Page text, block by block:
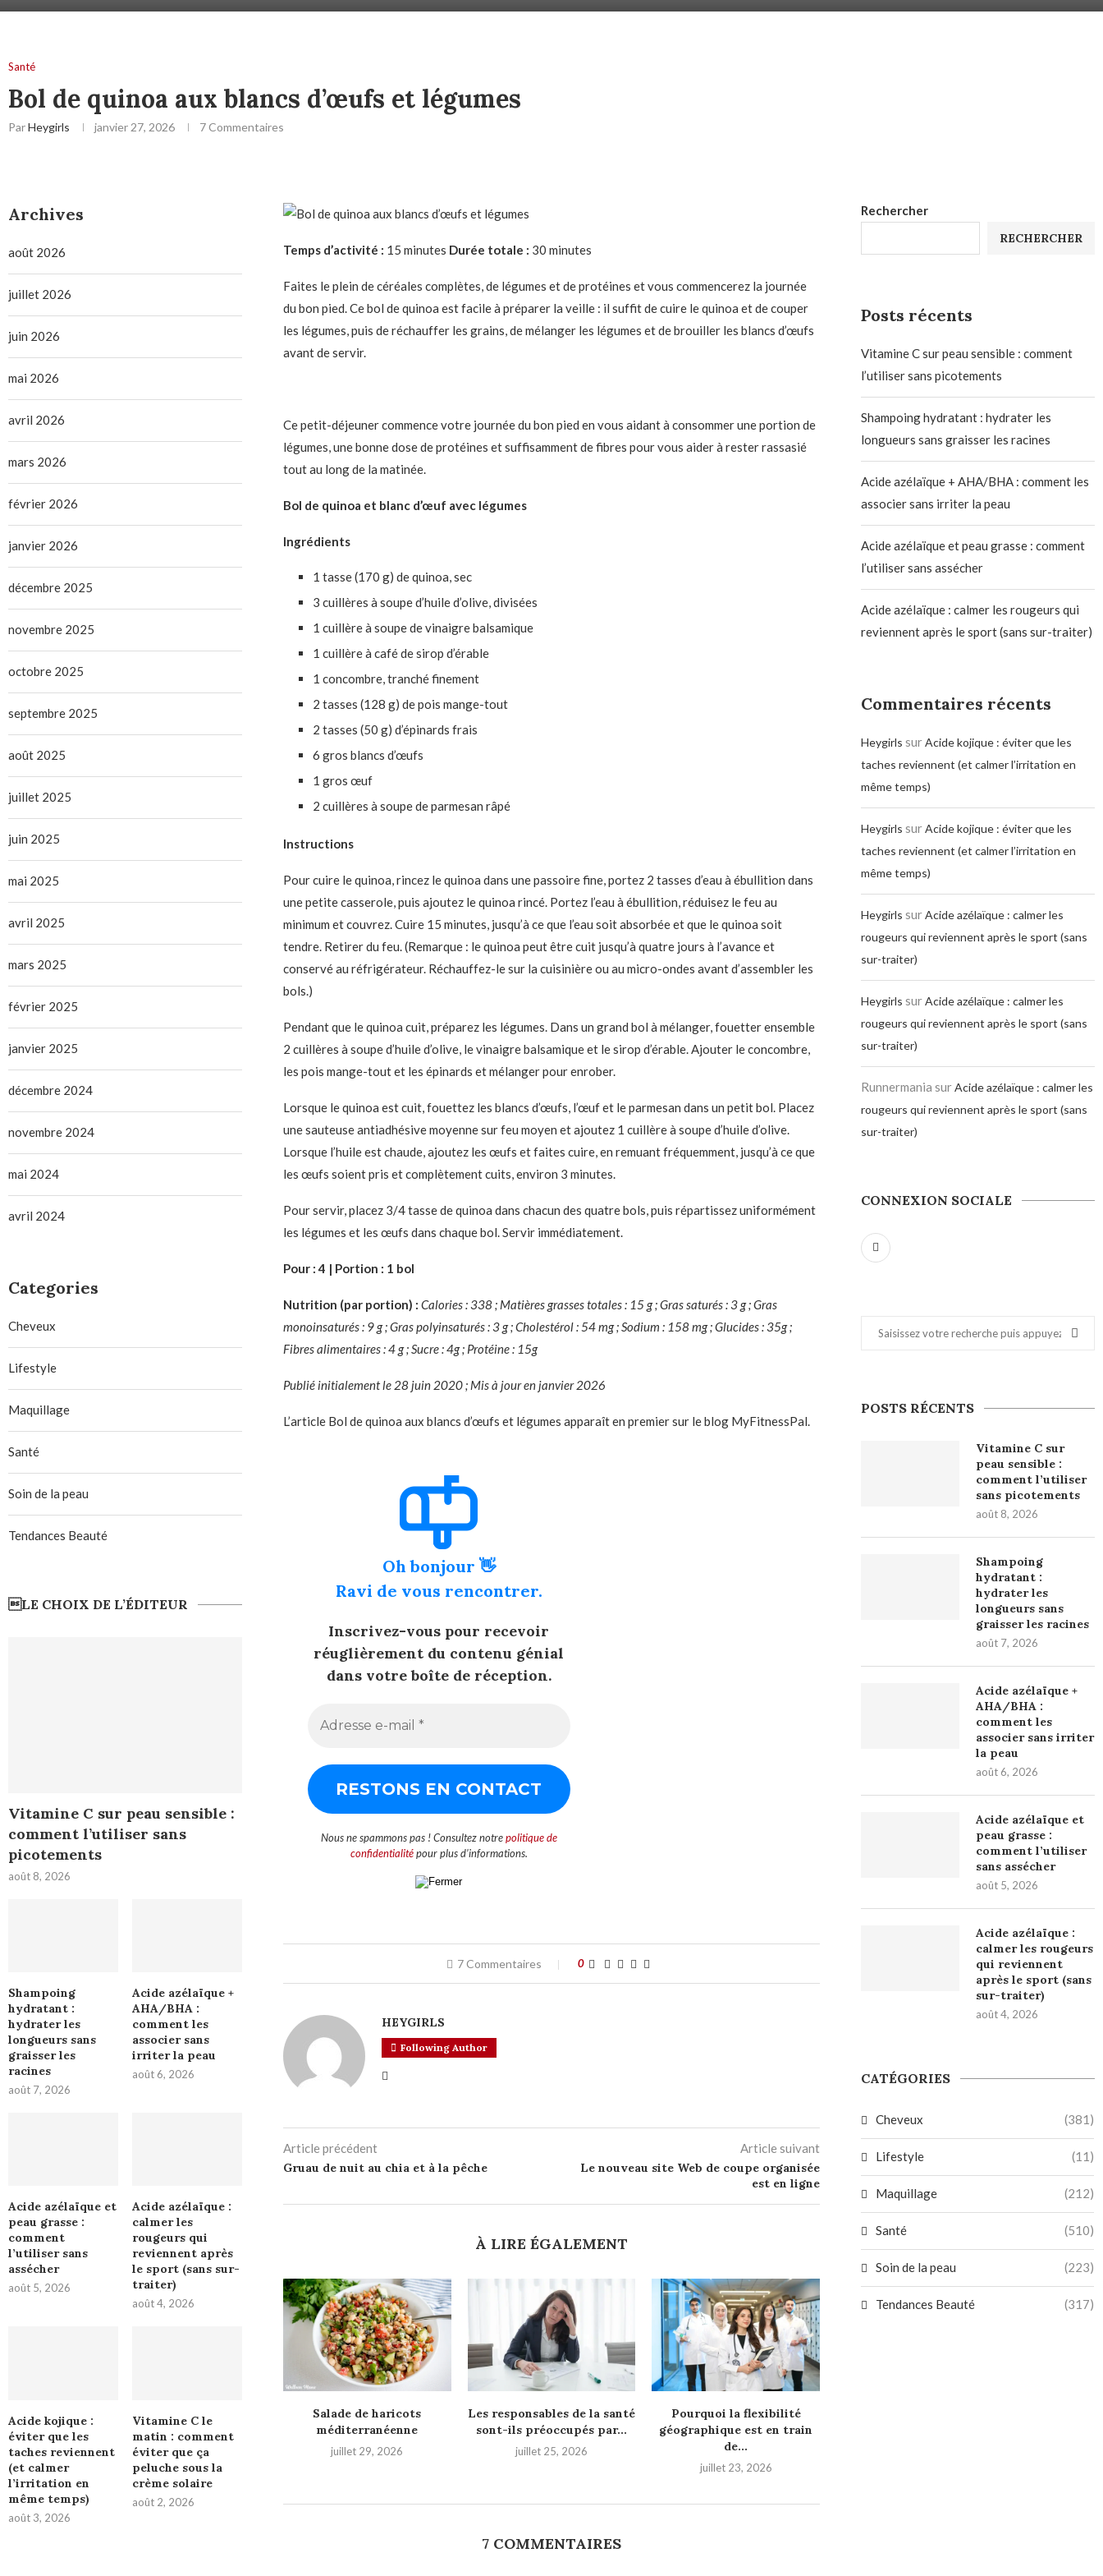
Santé
Bol de quinoa aux blancs d’œufs et légumes
ParHeygirls janvier 27, 2026 7 Commentaires
Temps d’activité : 15 minutes Durée totale : 30 minutes
Faites le plein de céréales complètes, de légumes et de protéines et vous commencerez la journée
du bon pied. Ce bol de quinoa est facile à préparer la veille : il suffit de cuire le quinoa et de couper
les légumes, puis de réchauffer les grains, de mélanger les légumes et de brouiller les blancs d’œufs
avant de servir.
Ce petit-déjeuner commence votre journée du bon pied en vous aidant à consommer une portion de
légumes, une bonne dose de protéines et suffisamment de fibres pour vous aider à rester rassasié
tout au long de la matinée.
Bol de quinoa et blanc d’œuf avec légumes
Ingrédients
1 tasse (170 g) de quinoa, sec
3 cuillères à soupe d’huile d’olive, divisées
1 cuillère à soupe de vinaigre balsamique
1 cuillère à café de sirop d’érable
1 concombre, tranché finement
2 tasses (128 g) de pois mange-tout
2 tasses (50 g) d’épinards frais
6 gros blancs d’œufs
1 gros œuf
2 cuillères à soupe de parmesan râpé
Instructions
Pour cuire le quinoa, rincez le quinoa dans une passoire fine, portez 2 tasses d’eau à ébullition dans
une petite casserole, puis ajoutez le quinoa rincé. Portez l’eau à ébullition, réduisez le feu au
minimum et couvrez. Cuire 15 minutes, jusqu’à ce que l’eau soit absorbée et que le quinoa soit
tendre. Retirer du feu. (Remarque : le quinoa peut être cuit jusqu’à quatre jours à l’avance et
conservé au réfrigérateur. Réchauffez-le sur la cuisinière ou au micro-ondes avant d’assembler les
bols.)
Pendant que le quinoa cuit, préparez les légumes. Dans un grand bol à mélanger, fouetter ensemble
2 cuillères à soupe d’huile d’olive, le vinaigre balsamique et le sirop d’érable. Ajouter le concombre,
les pois mange-tout et les épinards et mélanger pour enrober.
Lorsque le quinoa est cuit, fouettez les blancs d’œufs, l’œuf et le parmesan dans un petit bol. Placez
une sauteuse antiadhésive moyenne sur feu moyen et ajoutez 1 cuillère à soupe d’huile d’olive.
Lorsque l’huile est chaude, ajoutez les œufs et faites cuire, en remuant fréquemment, jusqu’à ce que
les œufs soient pris et complètement cuits, environ 3 minutes.
Pour servir, placez 3/4 tasse de quinoa dans chacun des quatre bols, puis répartissez uniformément
les légumes et les œufs dans chaque bol. Servir immédiatement.
Pour : 4 | Portion : 1 bol
Nutrition (par portion) : Calories : 338 ; Matières grasses totales : 15 g ; Gras saturés : 3 g ; Gras
monoinsaturés : 9 g ; Gras polyinsaturés : 3 g ; Cholestérol : 54 mg ; Sodium : 158 mg ; Glucides : 35g ;
Fibres alimentaires : 4 g ; Sucre : 4g ; Protéine : 15g
Publié initialement le 28 juin 2020 ; Mis à jour en janvier 2026
L’article Bol de quinoa aux blancs d’œufs et légumes apparaît en premier sur le blog MyFitnessPal.
Oh bonjour 👋
Ravi de vous rencontrer.
Inscrivez-vous pour recevoir
réuglièrement du contenu génial
dans votre boîte de réception.
Nous ne spammons pas ! Consultez notrepolitique de
confidentialitépour plus d’informations.
7 Commentaires 0
HEYGIRLS
Following Author
Article précédent
Gruau de nuit au chia et à la pêche
Article suivant
Le nouveau site Web de coupe organisée
est en ligne
À LIRE ÉGALEMENT
Salade de haricots
méditerranéenne
juillet 29, 2026
Les responsables de la santé
sont-ils préoccupés par...
juillet 25, 2026
Pourquoi la flexibilité
géographique est en train
de...
juillet 23, 2026
7 COMMENTAIRES
Rechercher
RECHERCHER
Posts récents
Vitamine C sur peau sensible : comment
l’utiliser sans picotements
Shampoing hydratant : hydrater les
longueurs sans graisser les racines
Acide azélaïque + AHA/BHA : comment les
associer sans irriter la peau
Acide azélaïque et peau grasse : comment
l’utiliser sans assécher
Acide azélaïque : calmer les rougeurs qui
reviennent après le sport (sans sur-traiter)
Commentaires récents
Heygirls surAcide kojique : éviter que les
taches reviennent (et calmer l’irritation en
même temps)
Heygirls surAcide kojique : éviter que les
taches reviennent (et calmer l’irritation en
même temps)
Heygirls surAcide azélaïque : calmer les
rougeurs qui reviennent après le sport (sans
sur-traiter)
Heygirls surAcide azélaïque : calmer les
rougeurs qui reviennent après le sport (sans
sur-traiter)
Runnermania surAcide azélaïque : calmer les
rougeurs qui reviennent après le sport (sans
sur-traiter)
CONNEXION SOCIALE
POSTS RÉCENTS
Vitamine C sur
peau sensible :
comment l’utiliser
sans picotements
août 8, 2026
Shampoing
hydratant :
hydrater les
longueurs sans
graisser les racines
août 7, 2026
Acide azélaïque +
AHA/BHA :
comment les
associer sans irriter
la peau
août 6, 2026
Acide azélaïque et
peau grasse :
comment l’utiliser
sans assécher
août 5, 2026
Acide azélaïque :
calmer les rougeurs
qui reviennent
après le sport (sans
sur-traiter)
août 4, 2026
CATÉGORIES
Cheveux (381)
Lifestyle (11)
Maquillage (212)
Santé (510)
Soin de la peau (223)
Tendances Beauté (317)
Archives
août 2026
juillet 2026
juin 2026
mai 2026
avril 2026
mars 2026
février 2026
janvier 2026
décembre 2025
novembre 2025
octobre 2025
septembre 2025
août 2025
juillet 2025
juin 2025
mai 2025
avril 2025
mars 2025
février 2025
janvier 2025
décembre 2024
novembre 2024
mai 2024
avril 2024
Categories
Cheveux
Lifestyle
Maquillage
Santé
Soin de la peau
Tendances Beauté
LE CHOIX DE L’ÉDITEUR
Vitamine C sur peau sensible :
comment l’utiliser sans
picotements
août 8, 2026
Shampoing
hydratant :
hydrater les
longueurs sans
graisser les
racines
août 7, 2026
Acide azélaïque +
AHA/BHA :
comment les
associer sans
irriter la peau
août 6, 2026
Acide azélaïque et
peau grasse :
comment
l’utiliser sans
assécher
août 5, 2026
Acide azélaïque :
calmer les
rougeurs qui
reviennent après
le sport (sans sur-
traiter)
août 4, 2026
Acide kojique :
éviter que les
taches reviennent
(et calmer
l’irritation en
même temps)
août 3, 2026
Vitamine C le
matin : comment
éviter que ça
peluche sous la
crème solaire
août 2, 2026